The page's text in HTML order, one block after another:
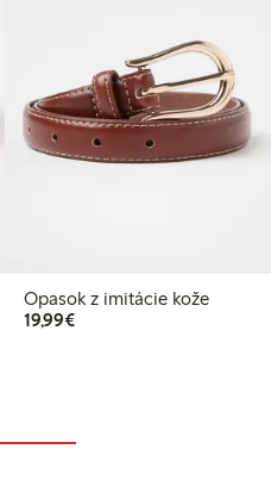
Opasok z imitácie kože
19,99€19,99 €